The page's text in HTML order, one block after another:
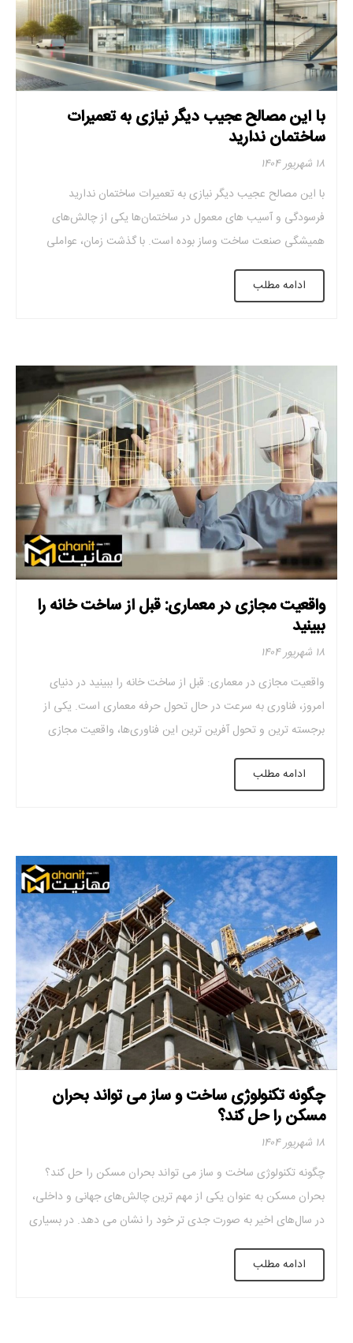
با این مصالح عجیب دیگر نیازی به تعمیرات
ساختمان ندارید
۱۸ شهریور ۱۴۰۴
با این مصالح عجیب دیگر نیازی به تعمیرات ساختمان ندارید
فرسودگی و آسیب ‌های معمول در ساختمان‌ها یکی از چالش‌های
همیشگی صنعت ساخت ‌وساز بوده است. با گذشت زمان، عواملی
همچون تغییرات جوی، فشارهای مکانیکی، لرزش‌ها، یا حتی مشکلات
در فرآیند ساخت می‌توانند به آسیب‌ های ساختاری و نیاز به تعمیرات
ادامه مطلب
واقعیت مجازی در معماری: قبل از ساخت خانه را
ببینید
۱۸ شهریور ۱۴۰۴
واقعیت مجازی در معماری: قبل از ساخت خانه را ببینید در دنیای
امروز، فناوری به ‌سرعت در حال تحول حرفه معماری است. یکی از
برجسته ‌ترین و تحول‌ آفرین ‌ترین این فناوری‌ها، واقعیت مجازی
نقشه‌های فنی، به کارفرما و طراح اجازه می‌دهد پیش […]
ادامه مطلب
چگونه تکنولوژی ساخت و ساز می تواند بحران
مسکن را حل کند؟
۱۸ شهریور ۱۴۰۴
چگونه تکنولوژی ساخت و ساز می تواند بحران مسکن را حل کند؟
بحران مسکن به ‌عنوان یکی از مهم‌ ترین چالش‌های جهانی و داخلی،
در سال‌های اخیر به صورت جدی ‌تر خود را نشان می دهد. در بسیاری
از کشورهای جهان، به ویژه در مناطق شهری و پرجمعیت، کمبود
مسکن ارزان و باکیفیت باعث افزایش […]
ادامه مطلب